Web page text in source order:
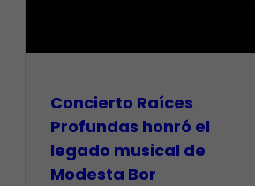
​Concierto Raíces
Profundas honró el
legado musical de
Modesta Bor